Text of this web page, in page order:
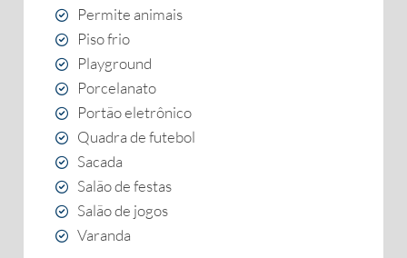
Permite animais
Piso frio
Playground
Porcelanato
Portão eletrônico
Quadra de futebol
Sacada
Salão de festas
Salão de jogos
Varanda